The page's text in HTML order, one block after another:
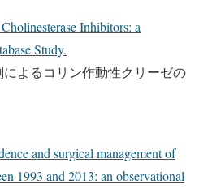
Inhibitors: a
Study.
よるコリン作動性クリーゼの
and surgical management of
1993 and 2013: an observational